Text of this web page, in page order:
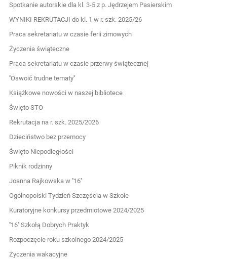
Spotkanie autorskie dla kl. 3-5 z p. Jędrzejem Pasierskim
WYNIKI REKRUTACJI do kl. 1 w r. szk. 2025/26
Praca sekretariatu w czasie ferii zimowych
Życzenia świąteczne
Praca sekretariatu w czasie przerwy świątecznej
''Oswoić trudne tematy''
Książkowe nowości w naszej bibliotece
Święto STO
Rekrutacja na r. szk. 2025/2026
Dzieciństwo bez przemocy
Święto Niepodległości
Piknik rodzinny
Joanna Rajkowska w ''16''
Ogólnopolski Tydzień Szczęścia w Szkole
Kuratoryjne konkursy przedmiotowe 2024/2025
''16'' Szkołą Dobrych Praktyk
Rozpoczęcie roku szkolnego 2024/2025
Życzenia wakacyjne